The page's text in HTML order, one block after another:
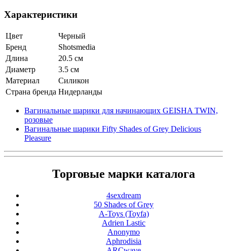
Характеристики
Цвет
Черный
Бренд
Shotsmedia
Длина
20.5 см
Диаметр
3.5 см
Материал
Cиликон
Страна бренда Нидерланды
Вагинальные шарики для начинающих GEISHA TWIN,
розовые
Вагинальные шарики Fifty Shades of Grey Delicious
Pleasure
Торговые марки каталога
4sexdream
50 Shades of Grey
A-Toys (Toyfa)
Adrien Lastic
Anonymo
Aphrodisia